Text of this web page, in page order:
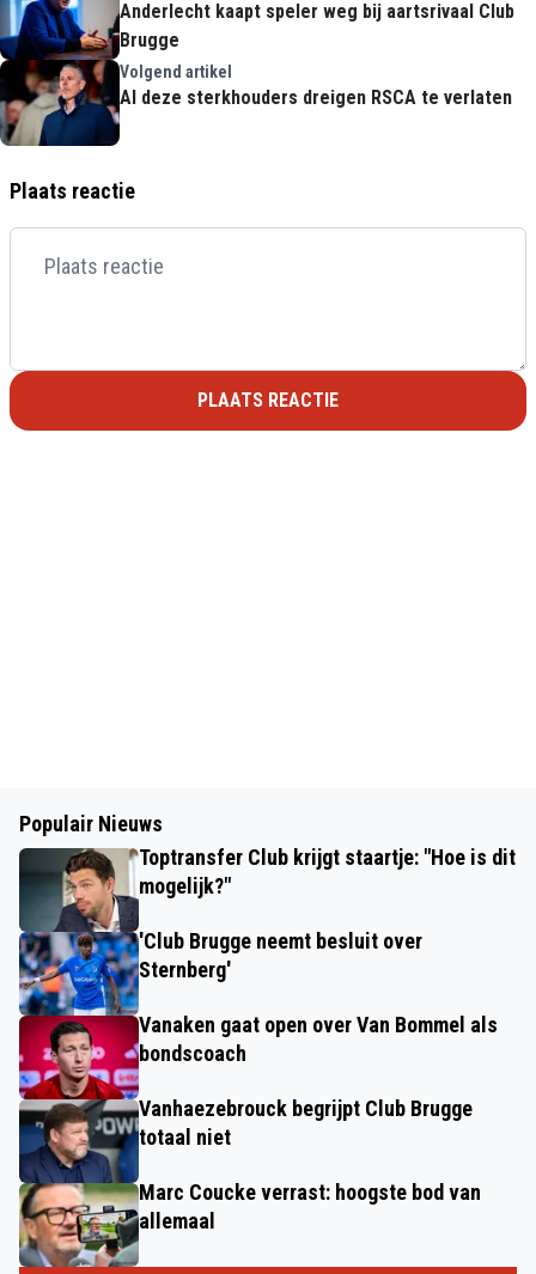
Anderlecht kaapt speler weg bij aartsrivaal Club
Brugge
Volgend artikel
Al deze sterkhouders dreigen RSCA te verlaten
Plaats reactie
PLAATS REACTIE
Populair Nieuws
Toptransfer Club krijgt staartje: "Hoe is dit
mogelijk?"
'Club Brugge neemt besluit over
Sternberg'
Vanaken gaat open over Van Bommel als
bondscoach
Vanhaezebrouck begrijpt Club Brugge
totaal niet
Marc Coucke verrast: hoogste bod van
allemaal